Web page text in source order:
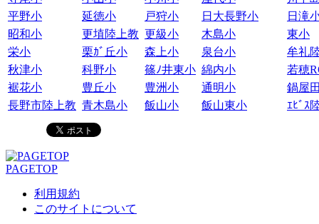
平野小
延徳小 戸狩小 日大長野小
日滝
昭和小
更埴陸上教 更級小 木島小
東小
栄小
栗ｶﾞ丘小 森上小 泉台小
牟礼
秋津小
科野小 篠ﾉ井東小 綿内小
若穂
裾花小
豊丘小 豊洲小 通明小
鍋屋
長野市陸上教 青木島小 飯山小 飯山東小 ｴﾋﾞｽ
PAGETOP
利用規約
このサイトについて